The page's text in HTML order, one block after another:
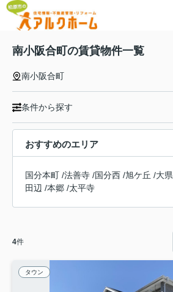
南小阪合町の賃貸物件一覧
南小阪合町
条件から探す
おすすめのエリア
国分本町 /法善寺 /国分西 /旭ケ丘 /大県
田辺 /本郷 /太平寺
4件
タウン